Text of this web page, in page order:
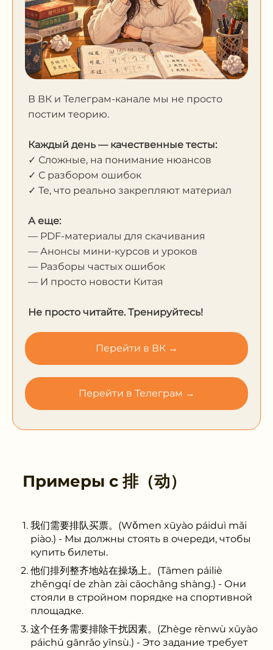
В ВК и Телеграм-канале мы не просто
постим теорию.
Каждый день — качественные тесты:
✓ Сложные, на понимание нюансов
✓ С разбором ошибок
✓ Те, что реально закрепляют материал
А еще:
— PDF-материалы для скачивания
— Анонсы мини-курсов и уроков
— Разборы частых ошибок
— И просто новости Китая
Не просто читайте. Тренируйтесь!
Перейти в ВК →
Перейти в Телеграм →
Примеры с 排（动）
我们需要排队买票。(Wǒmen xūyào páiduì mǎi
piào.) - Мы должны стоять в очереди, чтобы
купить билеты.
他们排列整齐地站在操场上。(Tāmen páiliè
zhěngqí de zhàn zài cāochǎng shàng.) - Они
стояли в стройном порядке на спортивной
площадке.
这个任务需要排除干扰因素。(Zhège rènwù xūyào
páichú gānrǎo yīnsù.) - Это задание требует